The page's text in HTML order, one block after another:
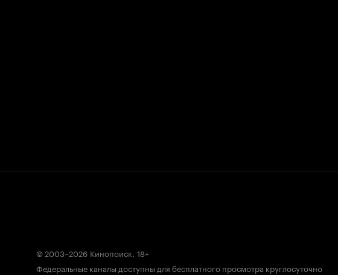
© 2003–2026 Кинопоиск. 18+
Федеральные каналы доступны для бесплатного просмотра круглосуточно